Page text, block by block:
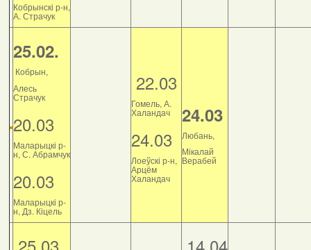
Кобрынскі р-н,
А. Страчук
25.02.
Кобрын,
Алесь
Страчук
20.03
Маларыцкі р-
н, С. Абрамчук
20.03
Маларыцкі р-
н, Дз. Кіцель
22.03
Гомель, А.
Халандач
24.03
Лоеўскі р-н,
Арцём
Халандач
24.03
Любань,
Мікалай
Верабей